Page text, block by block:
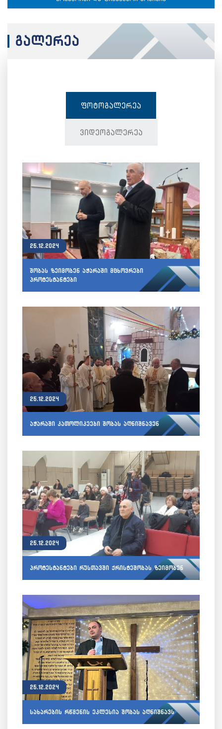
გალერეა
ფოტოგალერეა
ვიდეოგალერეა
25.12.2024
შობას ზეიმობენ აჭარაში მცხოვრები
პროტესტანტები
25.12.2024
აჭარაში კათოლიკეები შობას აღნიშნავენ
25.12.2024
პროტესტანტები რუსთავში ქრისტეშობას ზეიმობენ
25.12.2024
სახარების რწმენის ეკლესია შობას აღნიშნავს